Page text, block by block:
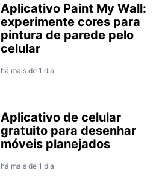
Aplicativo Paint My Wall:
experimente cores para
pintura de parede pelo
celular
há mais de 1 dia
Aplicativo de celular
gratuito para desenhar
móveis planejados
há mais de 1 dia